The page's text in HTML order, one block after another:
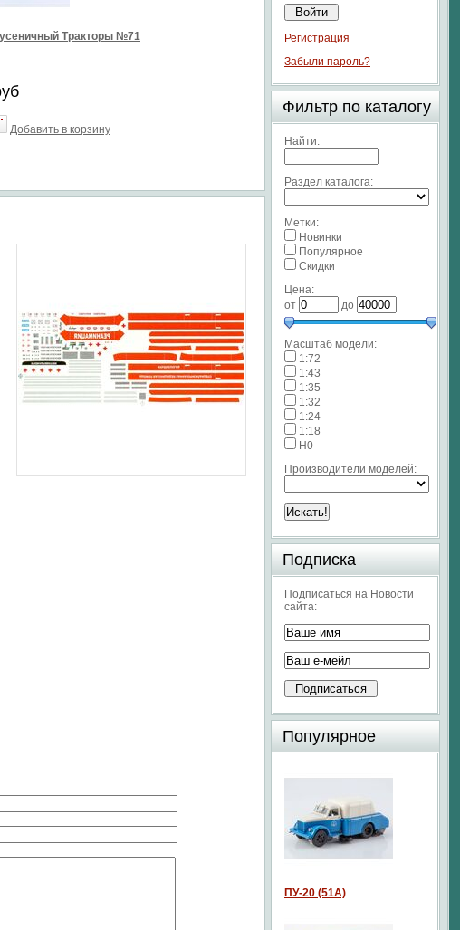
Тракторы №71
Добавить в корзину
Регистрация
Забыли пароль?
Фильтр по каталогу
Найти:
Раздел каталога:
Метки:
Новинки
Популярное
Скидки
Цена:
от
до
Масштаб модели:
1:72
1:43
1:35
1:32
1:24
1:18
H0
Производители моделей:
Подписка
Подписаться на Новости
сайта:
Популярное
ПУ-20 (51А)